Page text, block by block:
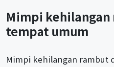
Mimpi
tempat umum
Mimpi kehilangan rambut